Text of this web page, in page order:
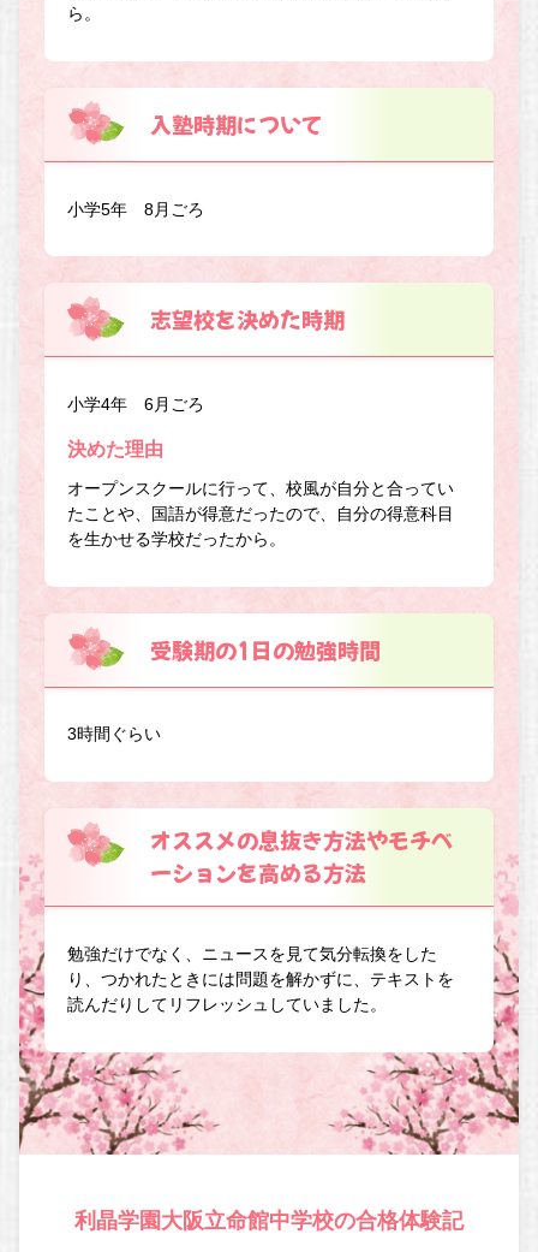
ら。
入塾時期について
小学5年 8月ごろ
志望校を決めた時期
小学4年 6月ごろ
決めた理由
オープンスクールに行って、校風が自分と合ってい
たことや、国語が得意だったので、自分の得意科目
を生かせる学校だったから。
受験期の1日の勉強時間
3時間ぐらい
オススメの息抜き方法やモチベ
ーションを高める方法
勉強だけでなく、ニュースを見て気分転換をした
り、つかれたときには問題を解かずに、テキストを
読んだりしてリフレッシュしていました。
利晶学園大阪立命館中学校の合格体験記